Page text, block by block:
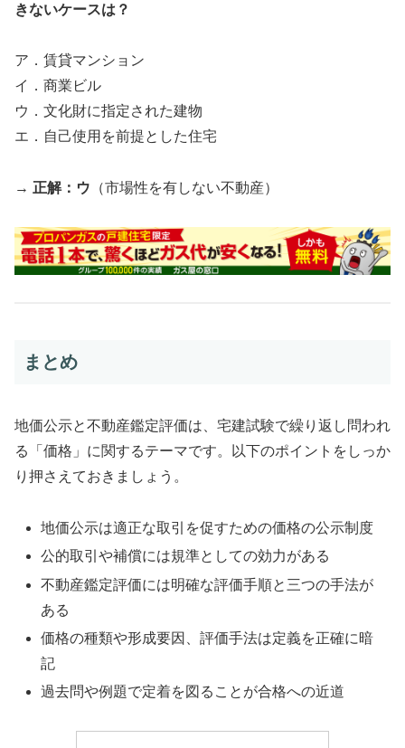
きないケースは？
ア．賃貸マンション
イ．商業ビル
ウ．文化財に指定された建物
エ．自己使用を前提とした住宅
→ 正解：ウ （市場性を有しない不動産）
まとめ
地価公示と不動産鑑定評価は、宅建試験で繰り返し問われ
る「価格」に関するテーマです。以下のポイントをしっか
り押さえておきましょう。
地価公示は適正な取引を促すための価格の公示制度
公的取引や補償には規準としての効力がある
不動産鑑定評価には明確な評価手順と三つの手法が
ある
価格の種類や形成要因、評価手法は定義を正確に暗
記
過去問や例題で定着を図ることが合格への近道